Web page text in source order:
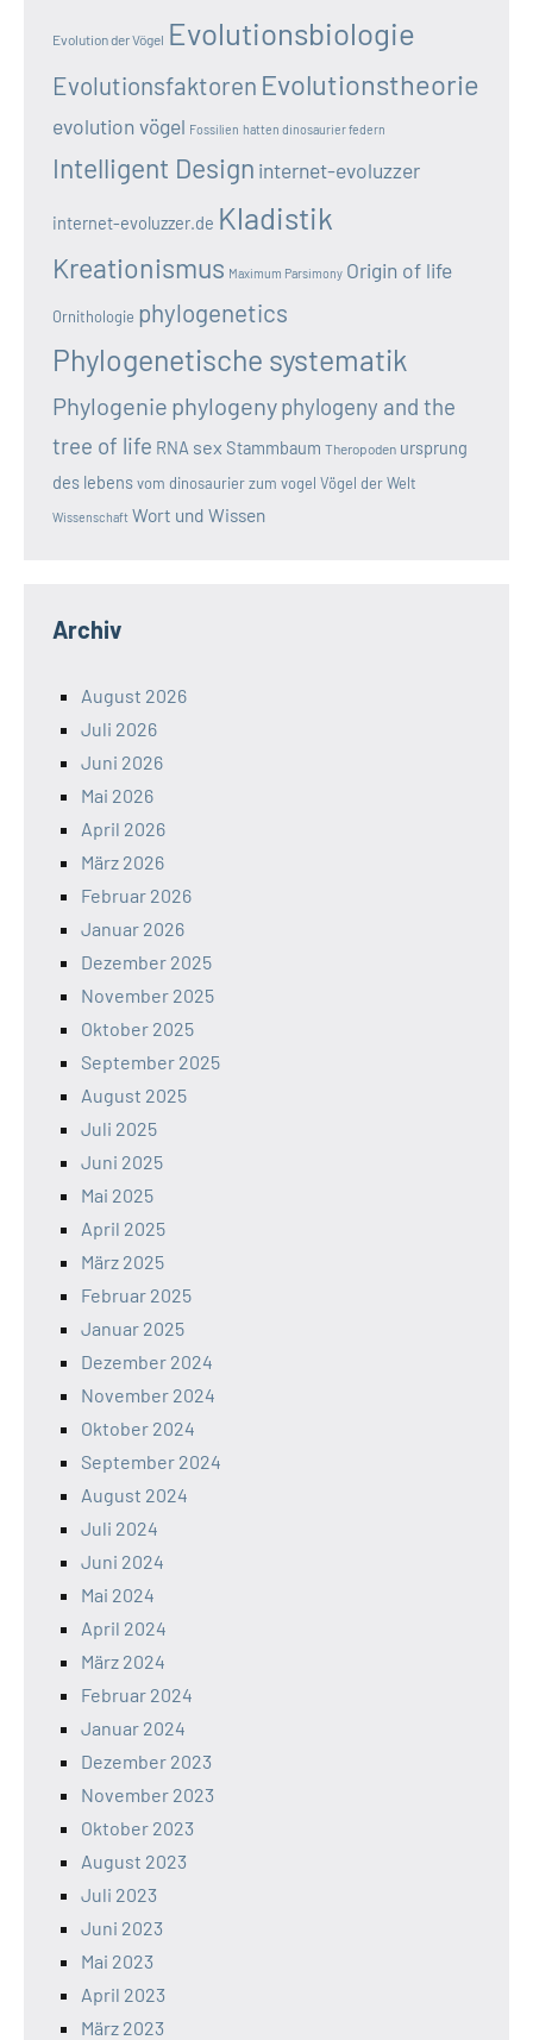
Evolution der Vögel Evolutionsbiologie
Evolutionsfaktoren Evolutionstheorie
evolution vögel Fossilien hatten dinosaurier federn
Intelligent Design internet-evoluzzer
internet-evoluzzer.de Kladistik
Kreationismus Maximum Parsimony Origin of life
Ornithologie phylogenetics
Phylogenetische systematik
Phylogenie phylogenyphylogeny and the
tree of life RNA sex Stammbaum Theropoden ursprung
des lebensvom dinosaurier zum vogel Vögel der Welt
Wissenschaft Wort und Wissen
Archiv
August 2026
Juli 2026
Juni 2026
Mai 2026
April 2026
März 2026
Februar 2026
Januar 2026
Dezember 2025
November 2025
Oktober 2025
September 2025
August 2025
Juli 2025
Juni 2025
Mai 2025
April 2025
März 2025
Februar 2025
Januar 2025
Dezember 2024
November 2024
Oktober 2024
September 2024
August 2024
Juli 2024
Juni 2024
Mai 2024
April 2024
März 2024
Februar 2024
Januar 2024
Dezember 2023
November 2023
Oktober 2023
August 2023
Juli 2023
Juni 2023
Mai 2023
April 2023
März 2023